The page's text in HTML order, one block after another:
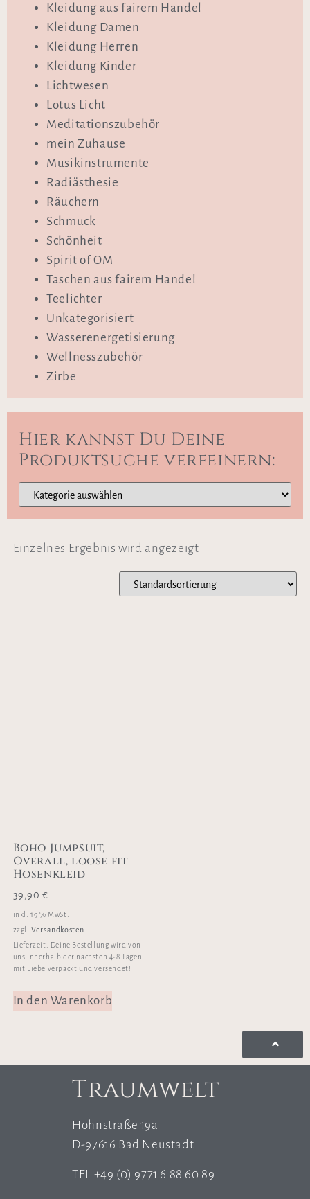
Kleidung aus fairem Handel
Kleidung Damen
Kleidung Herren
Kleidung Kinder
Lichtwesen
Lotus Licht
Meditationszubehör
mein Zuhause
Musikinstrumente
Radiästhesie
Räuchern
Schmuck
Schönheit
Spirit of OM
Taschen aus fairem Handel
Teelichter
Unkategorisiert
Wasserenergetisierung
Wellnesszubehör
Zirbe
Hier kannst Du Deine
Produktsuche verfeinern:
Einzelnes Ergebnis wird angezeigt
Boho Jumpsuit,
Overall, loose fit
Hosenkleid
39,90€
inkl. 19 % MwSt.
zzgl.Versandkosten
Lieferzeit: Deine Bestellung wird von
uns innerhalb der nächsten 4-8 Tagen
mit Liebe verpackt und versendet!
In den Warenkorb
Traumwelt
Hohnstraße 19a
D-97616 Bad Neustadt
TEL +49 (0) 9771 6 88 60 89